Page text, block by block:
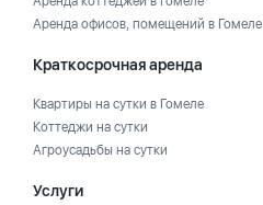
Аренда офисов, помещений в Гомеле
Краткосрочная аренда
Квартиры на сутки в Гомеле
Коттеджи на сутки
Агроусадьбы на сутки
Услуги